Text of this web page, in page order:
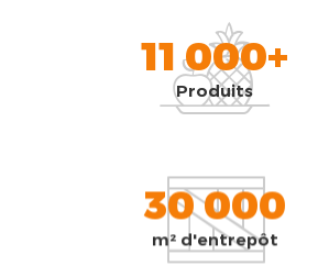
11 000+
Produits
30 000
m² d'entrepôt